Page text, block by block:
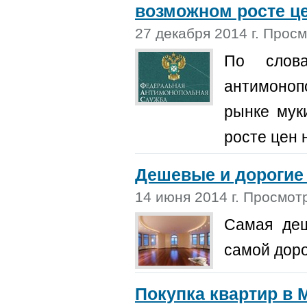
возможном росте
27 декабря 2014 г.
По
рынке
росте цен
Дешевые и
14 июня 2014 г.
Самая
самой
Покупка квартир в